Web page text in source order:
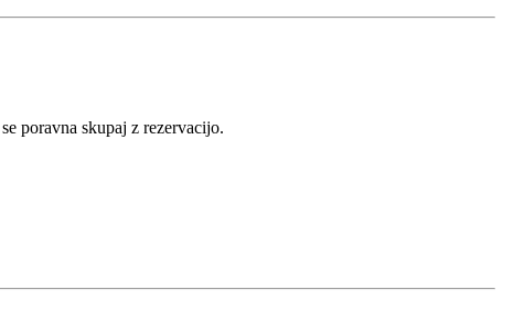
poravna skupaj z rezervacijo.